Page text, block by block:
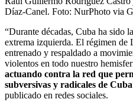
Díaz-Canel. Foto: NurPhoto via
“Durante décadas, Cuba ha sido
extrema izquierda. El régimen de
entrenado y respaldado a
violentos en todo nuestro
actuando contra la red que
subversivas y radicales de Cuba
publicado en redes sociales.